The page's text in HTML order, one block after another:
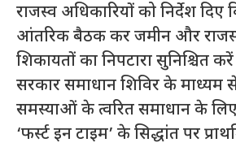
राजस्व अधिकारियों को निर्देश
आंतरिक बैठक कर जमीन और
शिकायतों का निपटारा सुनिश्चित
सरकार समाधान शिविर के माध्यम
समस्याओं के त्वरित समाधान के
‘फर्स्ट इन टाइम’ के सिद्धांत पर